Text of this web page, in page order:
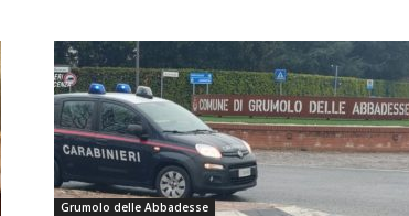
Grumolo delle Abbadesse